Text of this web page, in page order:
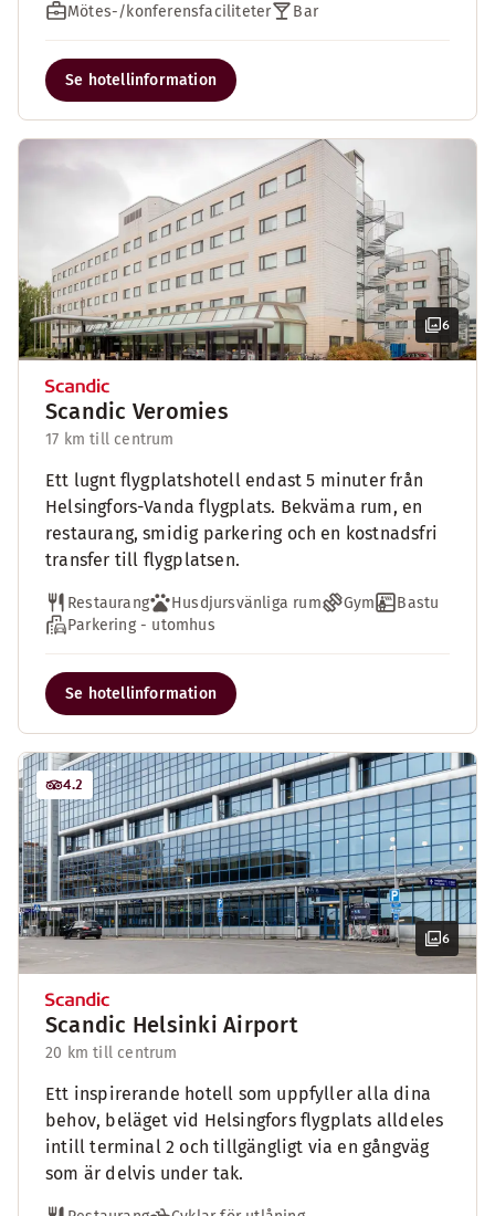
Mötes-/konferensfaciliteter
Bar
Se hotellinformation
6
Scandic Veromies
17 km till centrum
Ett lugnt flygplatshotell endast 5 minuter från
Helsingfors-Vanda flygplats. Bekväma rum, en
restaurang, smidig parkering och en kostnadsfri
transfer till flygplatsen.
Restaurang Husdjursvänliga rum Gym
Bastu
Parkering - utomhus
Se hotellinformation
6
4.2
Scandic Helsinki Airport
20 km till centrum
Ett inspirerande hotell som uppfyller alla dina
behov, beläget vid Helsingfors flygplats alldeles
intill terminal 2 och tillgängligt via en gångväg
som är delvis under tak.